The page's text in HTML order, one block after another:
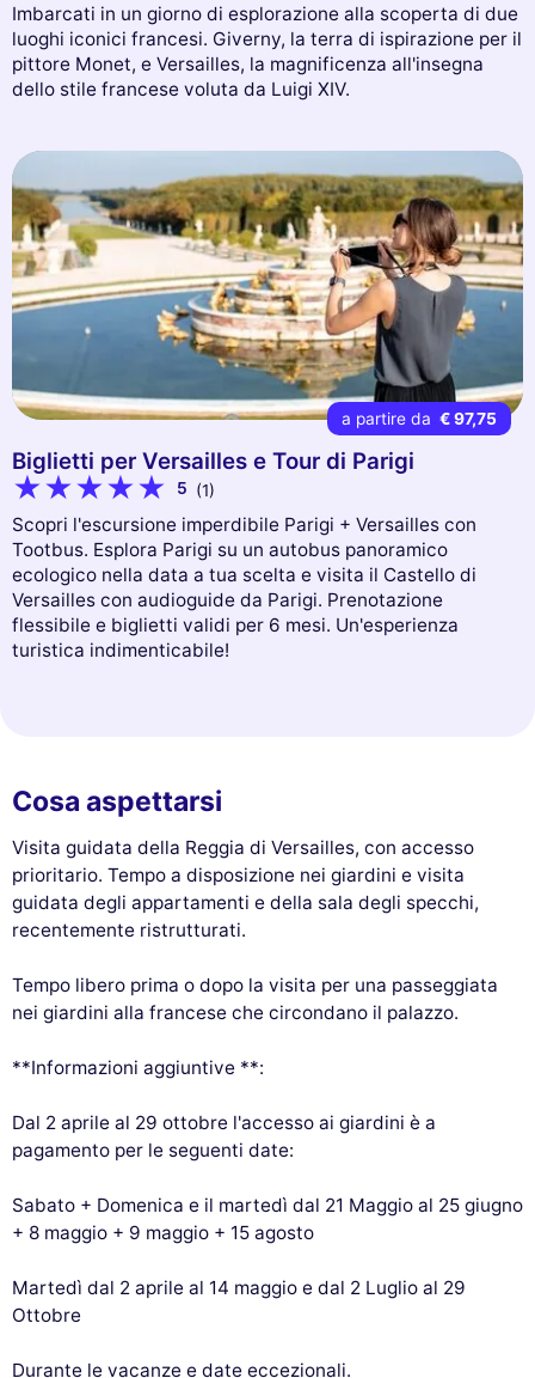
Imbarcati in un giorno di esplorazione alla scoperta di due
luoghi iconici francesi. Giverny, la terra di ispirazione per il
pittore Monet, e Versailles, la magnificenza all'insegna
dello stile francese voluta da Luigi XIV.
a partire da € 97,75
Biglietti per Versailles e Tour di Parigi
5 (1)
Scopri l'escursione imperdibile Parigi + Versailles con
Tootbus. Esplora Parigi su un autobus panoramico
ecologico nella data a tua scelta e visita il Castello di
Versailles con audioguide da Parigi. Prenotazione
flessibile e biglietti validi per 6 mesi. Un'esperienza
turistica indimenticabile!
Cosa aspettarsi
Visita guidata della Reggia di Versailles, con accesso
prioritario. Tempo a disposizione nei giardini e visita
guidata degli appartamenti e della sala degli specchi,
recentemente ristrutturati.
Tempo libero prima o dopo la visita per una passeggiata
nei giardini alla francese che circondano il palazzo.
**Informazioni aggiuntive **:
Dal 2 aprile al 29 ottobre l'accesso ai giardini è a
pagamento per le seguenti date:
Sabato + Domenica e il martedì dal 21 Maggio al 25 giugno
+ 8 maggio + 9 maggio + 15 agosto
Martedì dal 2 aprile al 14 maggio e dal 2 Luglio al 29
Ottobre
Durante le vacanze e date eccezionali.